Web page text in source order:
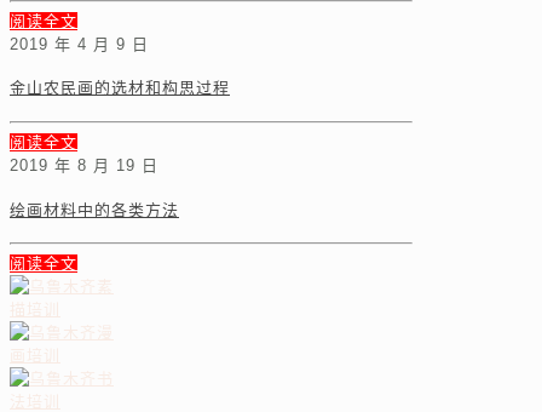
阅读全文
2019 年 4 月 9 日
金山农民画的选材和构思过程
阅读全文
2019 年 8 月 19 日
绘画材料中的各类方法
阅读全文